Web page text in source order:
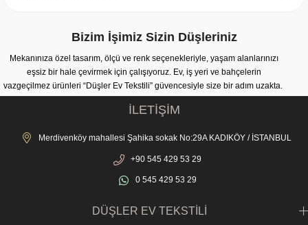
Bizim İşimiz Sizin Düşleriniz
Mekanınıza özel tasarım, ölçü ve renk seçenekleriyle, yaşam alanlarınızı
eşsiz bir hale çevirmek için çalışıyoruz. Ev, iş yeri ve bahçelerin
vazgeçilmez ürünleri “Düşler Ev Tekstili” güvencesiyle size bir adım uzakta.
İLETİŞİM
Merdivenköy mahallesi Şahika sokak No:29A KADIKÖY / İSTANBUL
+90 545 429 53 29
0 545 429 53 29
DÜŞLER EV TEKSTİLİ